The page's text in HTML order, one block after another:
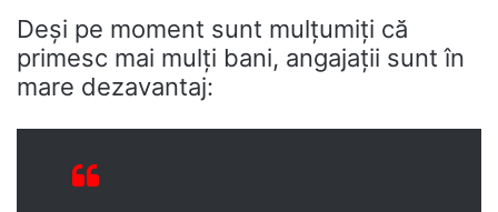
Deși pe moment sunt mulțumiți că
primesc mai mulți bani, angajații sunt în
mare dezavantaj: